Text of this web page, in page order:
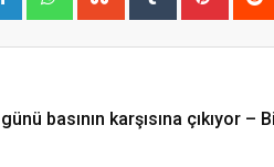
basının karşısına çıkıyor –